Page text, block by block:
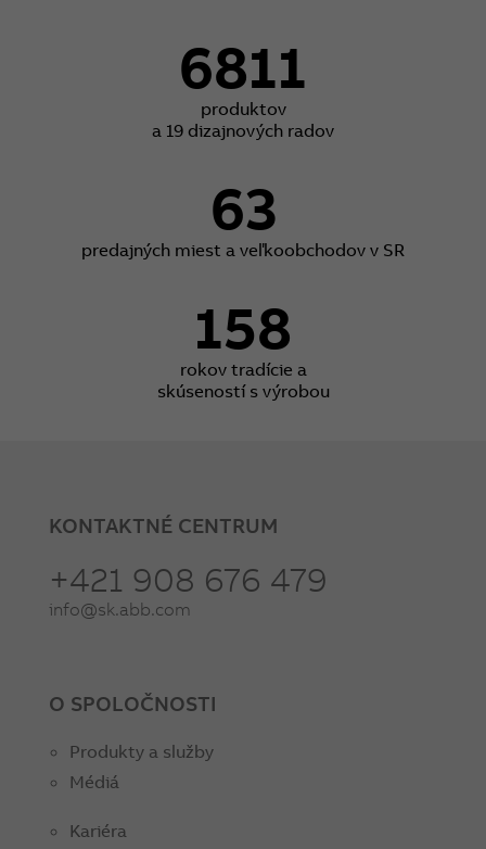
6811
produktov
a 19 dizajnových radov
63
predajných miest a veľkoobchodov v SR
158
rokov tradície a
skúseností s výrobou
KONTAKTNÉ CENTRUM
+421 908 676 479
info@sk.abb.com
O SPOLOČNOSTI
Produkty a služby
Médiá
Kariéra